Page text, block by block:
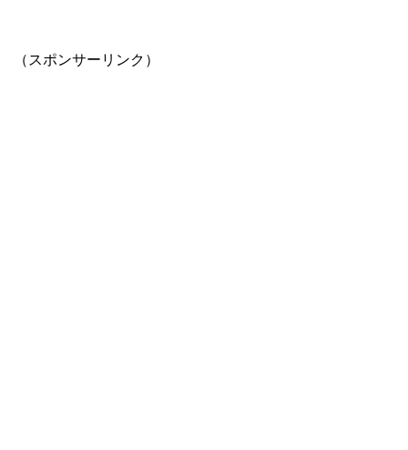
（スポンサーリンク）